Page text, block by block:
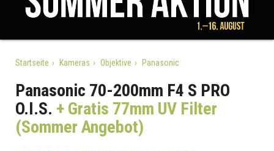
Startseite Kameras Objektive Panasonic
Panasonic 70-200mm F4 S PRO
O.I.S. + Gratis 77mm UV Filter
(Sommer Angebot)